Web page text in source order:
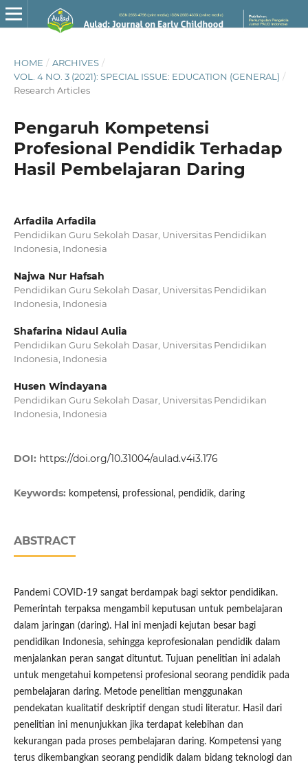
HOME / ARCHIVES /
VOL. 4 NO. 3 (2021): SPECIAL ISSUE: EDUCATION (GENERAL) /
Research Articles
Pengaruh Kompetensi
Profesional Pendidik Terhadap
Hasil Pembelajaran Daring
Arfadila Arfadila
Pendidikan Guru Sekolah Dasar, Universitas Pendidikan
Indonesia, Indonesia
Najwa Nur Hafsah
Pendidikan Guru Sekolah Dasar, Universitas Pendidikan
Indonesia, Indonesia
Shafarina Nidaul Aulia
Pendidikan Guru Sekolah Dasar, Universitas Pendidikan
Indonesia, Indonesia
Husen Windayana
Pendidikan Guru Sekolah Dasar, Universitas Pendidikan
Indonesia, Indonesia
DOI: https://doi.org/10.31004/aulad.v4i3.176
Keywords: kompetensi, professional, pendidik, daring
ABSTRACT
Pandemi COVID-19 sangat berdampak bagi sektor pendidikan.
Pemerintah terpaksa mengambil keputusan untuk pembelajaran
dalam jaringan (daring). Hal ini menjadi kejutan besar bagi
pendidikan Indonesia, sehingga keprofesionalan pendidik dalam
menjalankan peran sangat dituntut. Tujuan penelitian ini adalah
untuk mengetahui kompetensi profesional seorang pendidik pada
pembelajaran daring. Metode penelitian menggunakan
pendekatan kualitatif deskriptif dengan studi literatur. Hasil dari
penelitian ini menunjukkan jika terdapat kelebihan dan
kekurangan pada proses pembelajaran daring. Kompetensi yang
terus dikembangkan seorang pendidik dalam bidang teknologi dan